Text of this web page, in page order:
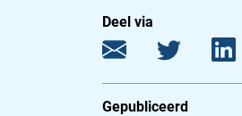
Deel via
Gepubliceerd